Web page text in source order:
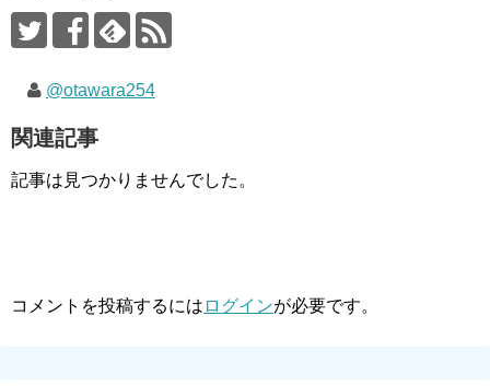
@otawara254
関連記事
記事は見つかりませんでした。
コメントを投稿するには ログインが必要です。